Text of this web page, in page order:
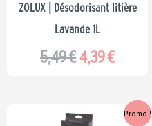
ZOLUX | Désodorisant litière
Lavande 1L
5,49€4,39€
Promo !
Le
Le